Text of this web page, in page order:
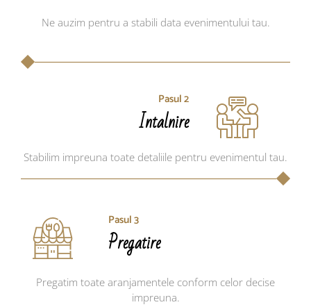
Ne auzim pentru a stabili data evenimentului tau.
Pasul 2
Intalnire
Stabilim impreuna toate detaliile pentru evenimentul tau.
Pasul 3
Pregatire
Pregatim toate aranjamentele conform celor decise
impreuna.